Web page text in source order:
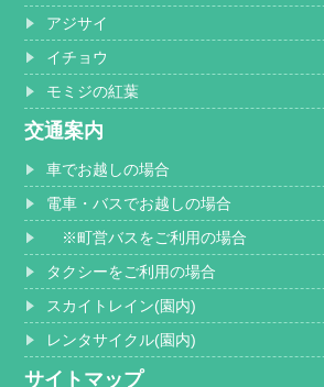
アジサイ
イチョウ
モミジの紅葉
交通案内
車でお越しの場合
電車・バスでお越しの場合
※町営バスをご利用の場合
タクシーをご利用の場合
スカイトレイン(園内)
レンタサイクル(園内)
サイトマップ